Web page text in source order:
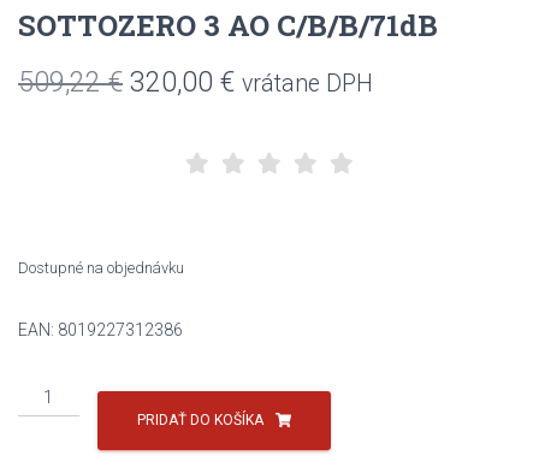
SOTTOZERO 3 AO C/B/B/71dB
509,22€ Pôvodná
320,00 €Aktuálna
je:
vrátane DPH
Dostupné na objednávku
EAN: 8019227312386
množstvo
PIRELLI
255/40R20
PRIDAŤ DO KOŠÍKA